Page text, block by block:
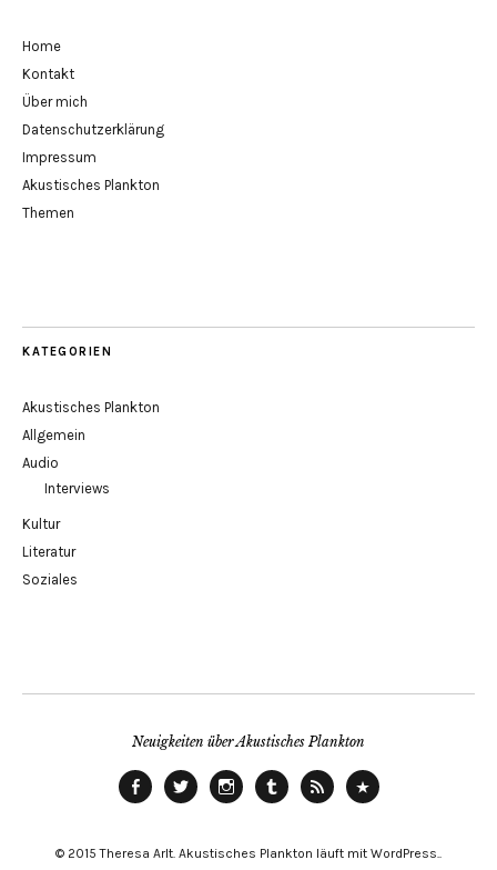
Home
Kontakt
Über mich
Datenschutzerklärung
Impressum
Akustisches Plankton
Themen
KATEGORIEN
Akustisches Plankton
Allgemein
Audio
Interviews
Kultur
Literatur
Soziales
Neuigkeiten über Akustisches Plankton
© 2015 Theresa Arlt. Akustisches Plankton läuft mit WordPress.